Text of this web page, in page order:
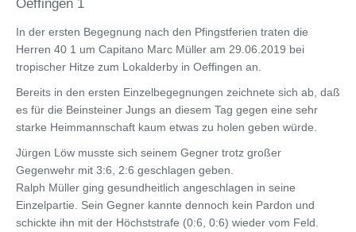
Oeffingen 1
In der ersten Begegnung nach den Pfingstferien traten die
Herren 40 1 um Capitano Marc Müller am 29.06.2019 bei
tropischer Hitze zum Lokalderby in Oeffingen an.
Bereits in den ersten Einzelbegegnungen zeichnete sich ab, daß
es für die Beinsteiner Jungs an diesem Tag gegen eine sehr
starke Heimmannschaft kaum etwas zu holen geben würde.
Jürgen Löw musste sich seinem Gegner trotz großer
Gegenwehr mit 3:6, 2:6 geschlagen geben.
Ralph Müller ging gesundheitlich angeschlagen in seine
Einzelpartie. Sein Gegner kannte dennoch kein Pardon und
schickte ihn mit der Höchststrafe (0:6, 0:6) wieder vom Feld.